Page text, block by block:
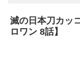
滅の日本刀カッ
ロワン 8話】